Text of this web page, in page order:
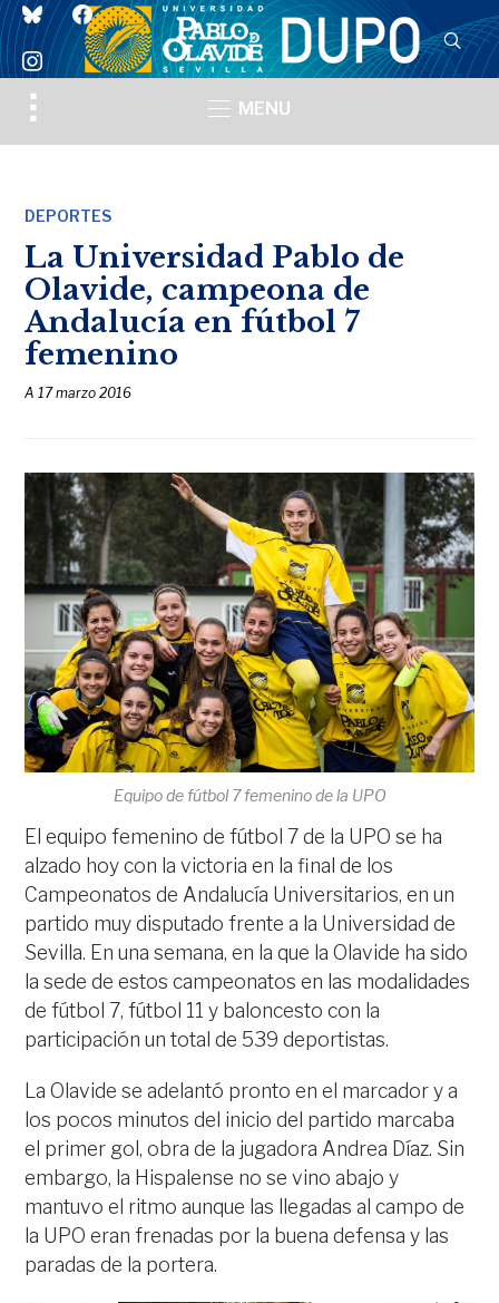
blueskyfacebook
instagram
Toggle
sidebar
MENU
DEPORTES
La Universidad Pablo de
Olavide, campeona de
Andalucía en fútbol 7
femenino
A17 marzo 2016
Equipo de fútbol 7 femenino de la UPO
El equipo femenino de fútbol 7 de la UPO se ha
alzado hoy con la victoria en la final de los
Campeonatos de Andalucía Universitarios, en un
partido muy disputado frente a la Universidad de
Sevilla. En una semana, en la que la Olavide ha sido
la sede de estos campeonatos en las modalidades
de fútbol 7, fútbol 11 y baloncesto con la
participación un total de 539 deportistas.
La Olavide se adelantó pronto en el marcador y a
los pocos minutos del inicio del partido marcaba
el primer gol, obra de la jugadora Andrea Díaz. Sin
embargo, la Hispalense no se vino abajo y
mantuvo el ritmo aunque las llegadas al campo de
la UPO eran frenadas por la buena defensa y las
paradas de la portera.